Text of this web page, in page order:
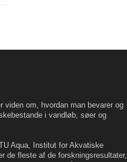
viden om, hvordan man bevarer og
i vandløb, søer og
Aqua, Institut for Akvatiske
de fleste af de forskningsresultater,